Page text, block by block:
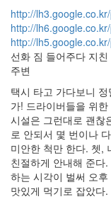
http://
http://
http://
선화 짐 들어주다 지
주변
택시 타고 가다보니
가! 드라이버들을 위
시설은 그런대로 괜찮
로 안되서 몇 번이나
미안한 척만 한다. 쳇,
친절하게 안내해 준다
하는 시각이 벌써 오
맛있게 먹기로 잡았다.